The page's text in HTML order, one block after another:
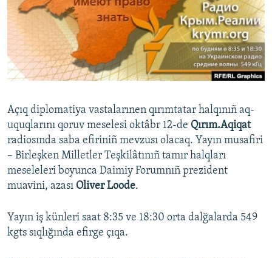
Русский
Українською
QOŞULIÑIZ!
RFE/RS bütün saytları
Açıq diplomatiya vastalarınen qırımtatar halqınıñ aq-
uquqlarını qoruv meselesi oktâbr 12-de Qırım.Aqiqat
radiosında saba efiriniñ mevzusı olacaq. Yayın musafiri
– Birleşken Milletler Teşkilâtınıñ tamır halqları
meseleleri boyunca Daimiy Forumnıñ prezident
muavini, azası Oliver Loode.
Yayın iş künleri saat 8:35 ve 18:30 orta dalğalarda 549
kgts sıqlığında efirge çıqa.